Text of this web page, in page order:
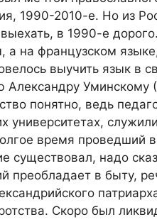
1990-2010-е. Но из
в 1990-е
а на французском
выучить язык в
Александру Уминскому
понятно, ведь
университетах,
время проведший
существовал, надо
преобладает в быту,
Скоро был